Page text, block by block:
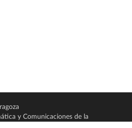
y Comunicaciones de la